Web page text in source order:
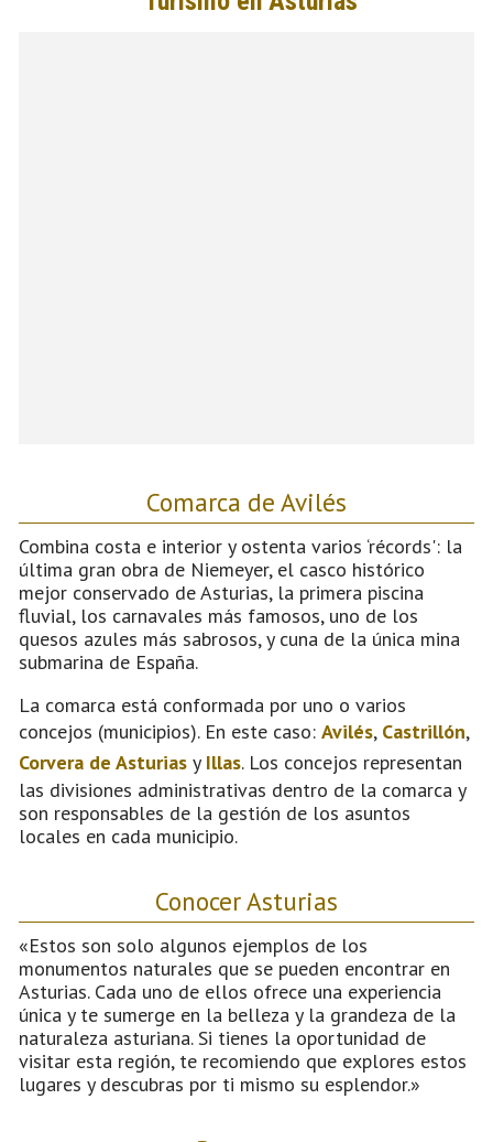
Comarca de Avilés
Combina costa e interior y ostenta varios ‘récords': la
última gran obra de Niemeyer, el casco histórico
mejor conservado de Asturias, la primera piscina
fluvial, los carnavales más famosos, uno de los
quesos azules más sabrosos, y cuna de la única mina
submarina de España.
La comarca está conformada por uno o varios
concejos (municipios). En este caso: Avilés, Castrillón,
Corvera de Asturias y Illas. Los concejos representan
las divisiones administrativas dentro de la comarca y
son responsables de la gestión de los asuntos
locales en cada municipio.
Conocer Asturias
«Estos son solo algunos ejemplos de los
monumentos naturales que se pueden encontrar en
Asturias. Cada uno de ellos ofrece una experiencia
única y te sumerge en la belleza y la grandeza de la
naturaleza asturiana. Si tienes la oportunidad de
visitar esta región, te recomiendo que explores estos
lugares y descubras por ti mismo su esplendor.»